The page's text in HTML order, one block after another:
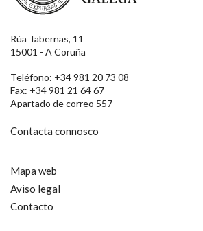
Rúa Tabernas, 11
15001 - A Coruña
Teléfono: +34 981 20 73 08
Fax: +34 981 21 64 67
Apartado de correo 557
Contacta connosco
Mapa web
Aviso legal
Contacto